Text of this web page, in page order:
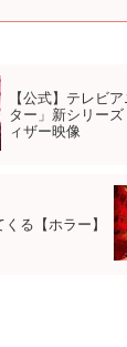
【公式】テレビ
ター」新シリー
ィザー映像
くる【ホラー】